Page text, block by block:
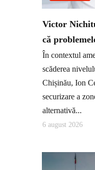
Victor
că
În contextul
scăderea
Chișinău, Ion
securizare a
alternativă...
6 august 2026